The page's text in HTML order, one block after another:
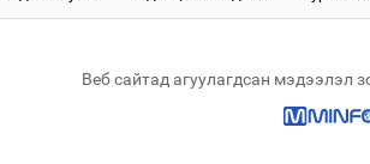
Веб сайтад агуулагдсан мэдээлэл